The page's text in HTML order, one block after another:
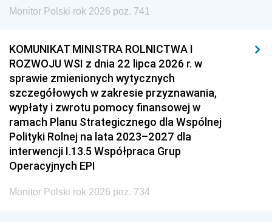
Monitor Polski rok 2026 poz. 741
KOMUNIKAT MINISTRA ROLNICTWA I
ROZWOJU WSI z dnia 22 lipca 2026 r. w
sprawie zmienionych wytycznych
szczegółowych w zakresie przyznawania,
wypłaty i zwrotu pomocy finansowej w
ramach Planu Strategicznego dla Wspólnej
Polityki Rolnej na lata 2023–2027 dla
interwencji I.13.5 Współpraca Grup
Operacyjnych EPI
Monitor Polski rok 2026 poz. 734